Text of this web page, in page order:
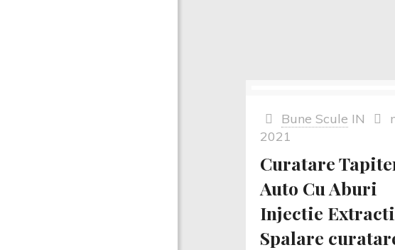
Bune Scule IN
2021
Curatare
Auto Cu Aburi
Injectie
Spalare